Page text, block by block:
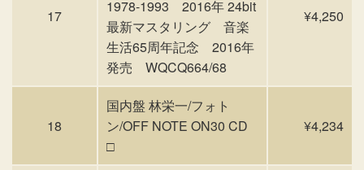
17
1978-1993 2016年 24bit
最新マスタリング 音楽
生活65周年記念 2016年
発売 WQCQ664/68
¥4,250
18
国内盤 林栄一/フォト
ン/OFF NOTE ON30 CD
□
¥4,234